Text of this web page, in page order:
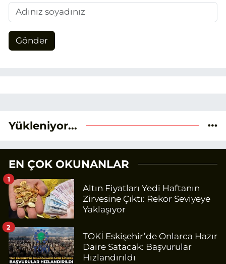
Gönder
Yükleniyor...
EN ÇOK OKUNANLAR
Altın Fiyatları Yedi Haftanın
Zirvesine Çıktı: Rekor Seviyeye
Yaklaşıyor
1
TOKİ Eskişehir’de Onlarca Hazır
Daire Satacak: Başvurular
Hızlandırıldı
2